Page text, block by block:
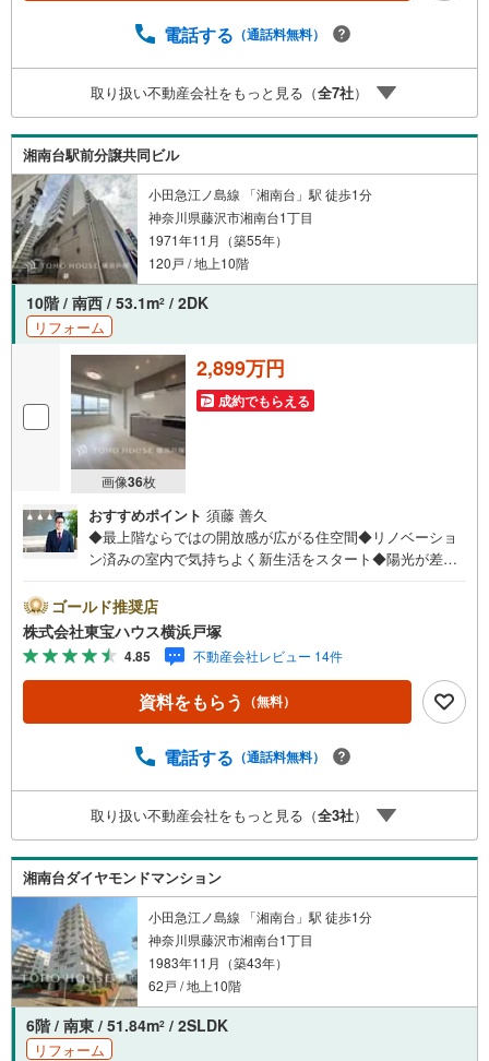
ローン残高】【住宅購入者だけが加入できる無料の生命保
多くなる【教育費】住宅を買った後から始まる【住宅ロー
ン返済】65歳以上から必要になる【老後の費用負担】住宅
探しの【このタイミング】で不安な部分を明確にしていき
ませんか？？ --------------
電話する （通話料無料）
取り扱い不動産会社をもっと見る（全7社）
湘南台駅前分譲共同ビル
小田急江ノ島線 「湘南台」駅 徒歩1分
神奈川県藤沢市湘南台1丁目
1971年11月（築55年）
120戸 / 地上10階
10階 / 南西 / 53.1m2 / 2DK
リフォーム
画像36枚
2,899万円
成約でもらえる
おすすめポイント 須藤 善久
◆最上階ならではの開放感が広がる住空間◆リノベーショ
ン済みの室内で気持ちよく新生活をスタート◆陽光が差し
◆徒歩圏にスーパーやコンビニがあり、仕事帰りの買い物
にも便利です＝＝＝＝＝＝＝＝＝＝＝＝＝＝＝＝＝＝＝＝
【東宝ハウス横浜戸塚】提携銀行 じぶん銀行利用可 *がん1
00％保証団信＋全疾病保障付き＝＝＝＝＝＝＝＝＝＝＝＝
＝＝＝＝＝＝＝＝○現地見学会（事前に必ずお問い合わせく
ださい）毎日、ご見学・ご相談が可能です。9:00～21:00ま
来社等ご相談下さい。○FPによるライフプランのシミュレ
ご相談など。○キッズスペースもご用意しております○お車
の無料提携駐車場がございます詳しくは営業スタッフより
お伝えさせて頂きます。なんでもお気軽にお申し付けくだ
さいませ。
ゴールド推奨店
株式会社東宝ハウス横浜戸塚
4.85 不動産会社レビュー 14件
資料をもらう （無料）
電話する （通話料無料）
取り扱い不動産会社をもっと見る（全3社）
湘南台ダイヤモンドマンション
小田急江ノ島線 「湘南台」駅 徒歩1分
神奈川県藤沢市湘南台1丁目
1983年11月（築43年）
62戸 / 地上10階
6階 / 南東 / 51.84m2 / 2SLDK
リフォーム